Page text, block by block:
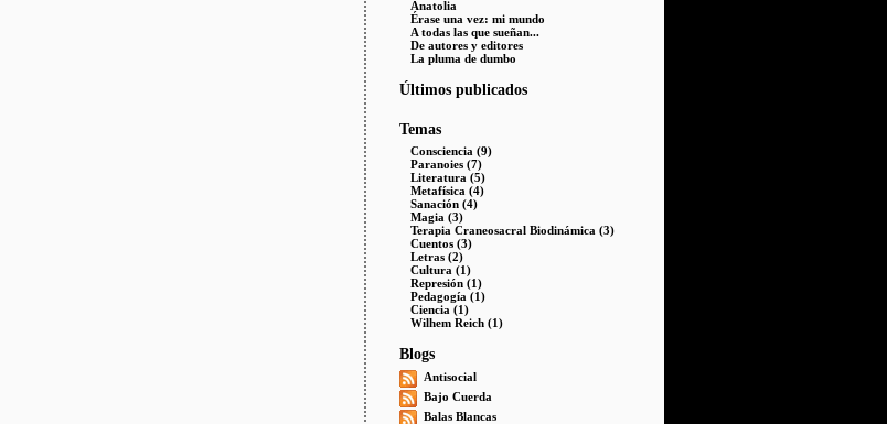
Anatolia
Érase una vez: mi mundo
A todas las que sueñan...
De autores y editores
La pluma de dumbo
Últimos publicados
Temas
Consciencia (9)
Paranoies (7)
Literatura (5)
Metafísica (4)
Sanación (4)
Magia (3)
Terapia Craneosacral Biodinámica (3)
Cuentos (3)
Letras (2)
Cultura (1)
Represión (1)
Pedagogía (1)
Ciencia (1)
Wilhem Reich (1)
Blogs
Antisocial
Bajo Cuerda
Balas Blancas